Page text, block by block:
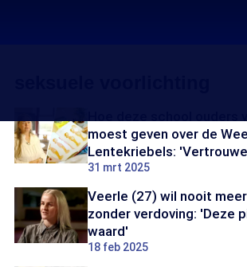
moest geven over de
Lentekriebels:
31 mrt 2025
Veerle (27) wil nooit
zonder verdoving: 'Deze
waard'
18 feb 2025